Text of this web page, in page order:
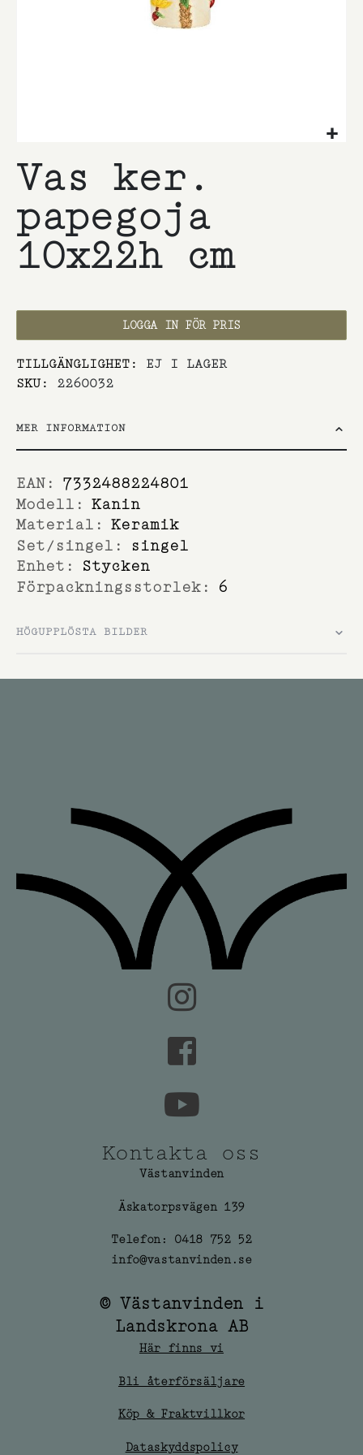
till
början
bildgalleriet
Vas ker.
papegoja
10x22h cm
LOGGA IN FÖR PRIS
TILLGÄNGLIGHET:
EJ I LAGER
SKU
2260032
MER INFORMATION
Mer
information
7332488224801
Kanin
Keramik
singel
Stycken
6
HÖGUPPLÖSTA BILDER
Kontakta oss
Västanvinden
Äskatorpsvägen 139
Telefon: 0418 752 52
info@vastanvinden.se
© Västanvinden i
Landskrona AB
Här finns vi
Bli återförsäljare
Köp & Fraktvillkor
Dataskyddspolicy